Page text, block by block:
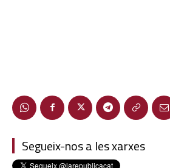
Segueix-nos a les xarxes